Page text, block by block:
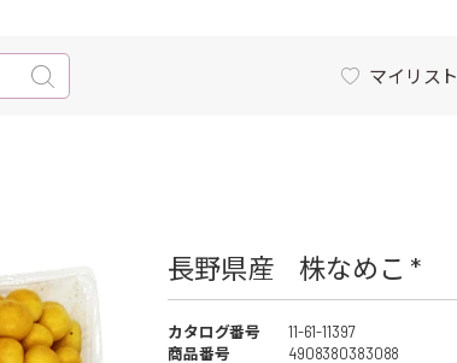
マイリスト
長野県産 株なめこ *
カタログ番号
11-61-11397
商品番号
4908380383088